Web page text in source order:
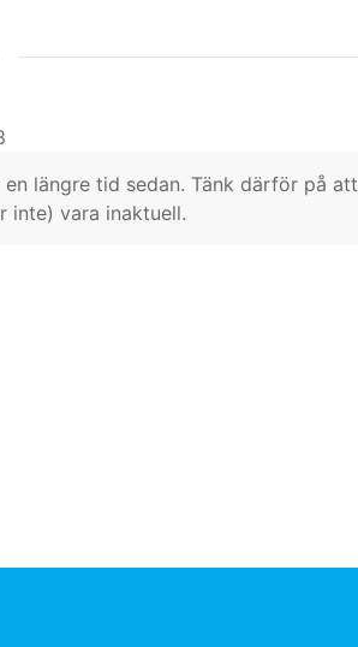
längre tid sedan. Tänk därför på att
inte) vara inaktuell.